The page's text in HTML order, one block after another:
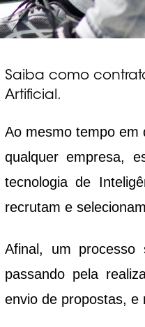
Saiba como
Artificial.
Ao mesmo tempo em
qualquer empresa,
tecnologia de
recrutam e
Afinal, um processo
passando pela
envio de propostas, e